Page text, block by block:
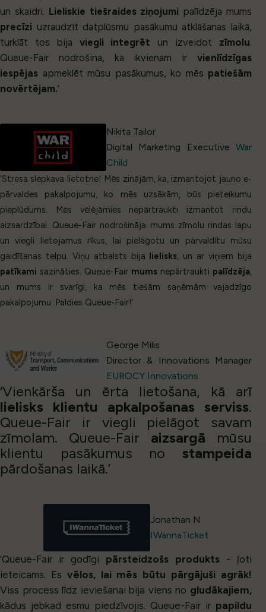
un skaidri. Lieliskie tiešraides ziņojumi palīdzēja mums
precīzi uzraudzīt datplūsmu pasākumu atklāšanas laikā,
turklāt tos bija viegli integrēt un izveidot zīmolu.
Queue-Fair nodrošina, ka ikvienam ir vienlīdzīgas
iespējas apmeklēt mūsu pasākumus, ko mēs patiešām
novērtējam.’
Nikita Tailor
Digital Marketing Executive War
Child
‘Stresa slepkava lietotne! Mēs zinājām, ka, izmantojot jauno e-
pārvaldes pakalpojumu, ko mēs uzsākām, būs pieteikumu
pieplūdums. Mēs vēlējāmies nepārtraukti izmantot rindu
aizsardzībai. Queue-Fair nodrošināja mums zīmolu rindas lapu
un viegli lietojamus rīkus, lai pielāgotu un pārvaldītu mūsu
gaidīšanas telpu. Viņu atbalsts bija lielisks , un ar viņiem bija
patīkami sazināties. Queue-Fair mums nepārtraukti palīdzēja
un mums ir svarīgi, ka mēs tiešām saņēmām vajadzīgo
pakalpojumu. Paldies Queue-Fair!’
George Milis
Director & Innovations Manager
EUROCY Innovations
‘Vienkārša un ērta lietošana, kā arī
lielisks klientu apkalpošanas serviss.
Queue-Fair ir viegli pielāgot savam
zīmolam. Queue-Fair aizsargā mūsu
klientu pasākumus no stampeida
pārdošanas laikā.’
Jonathan N
IWannaTicket
‘Queue-Fair ir godīgi pārsteidzošs produkts - ļoti
ieteicams. Es vēlos, lai mēs būtu pārgājuši agrāk!
Viss process līdz ieviešanai bija viens no gludākajiem,
kādus jebkad esmu piedzīvojis. Queue-Fair ir papildu